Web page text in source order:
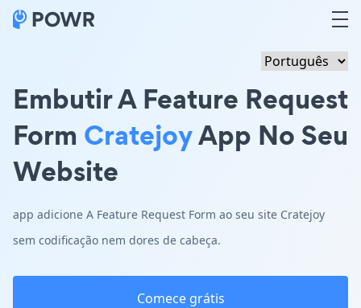
Embutir A Feature Request
Form CratejoyApp No Seu
Website
app adicione A Feature Request Form ao seu site Cratejoy
sem codificação nem dores de cabeça.
Comece grátis